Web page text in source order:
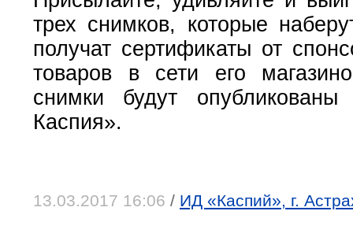
трех снимков, которые
получат сертификаты от
товаров в сети его
снимки будут
Каспия».
13.03.2017 16:06 / ИД «Каспий», г.